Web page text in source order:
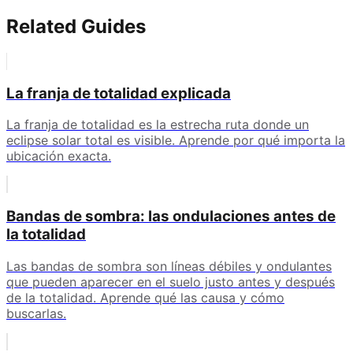
Related Guides
La franja de totalidad explicada
La franja de totalidad es la estrecha ruta donde un
eclipse solar total es visible. Aprende por qué importa la
ubicación exacta.
Bandas de sombra: las ondulaciones antes de
la totalidad
Las bandas de sombra son líneas débiles y ondulantes
que pueden aparecer en el suelo justo antes y después
de la totalidad. Aprende qué las causa y cómo
buscarlas.